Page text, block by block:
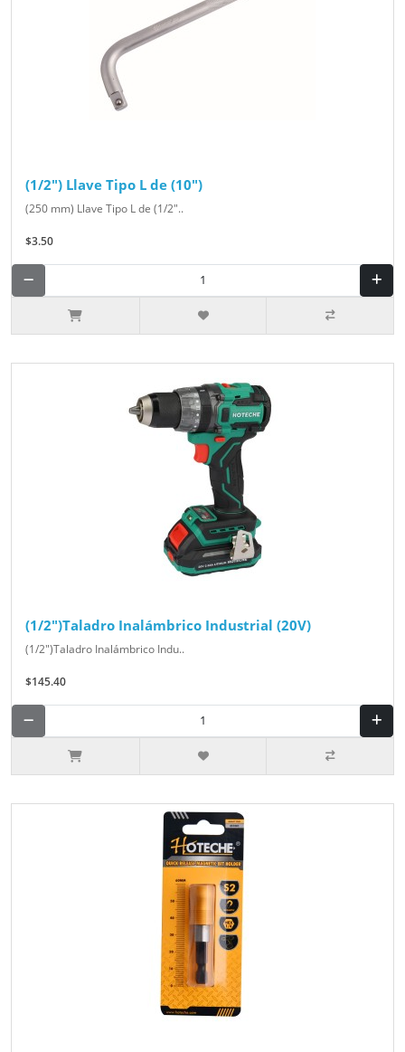
(1/2") Llave Tipo L de (10")
(250 mm) Llave Tipo L de (1/2"..
$3.50
(1/2")Taladro Inalámbrico Industrial (20V)
(1/2")Taladro Inalámbrico Indu..
$145.40